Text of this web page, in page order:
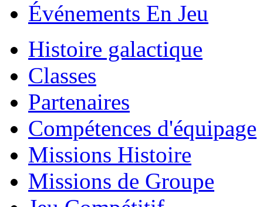
Événements En Jeu
Histoire galactique
Classes
Partenaires
Compétences d'équipage
Missions Histoire
Missions de Groupe